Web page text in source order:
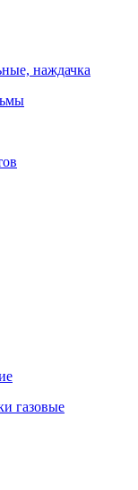
наждачка
газовые